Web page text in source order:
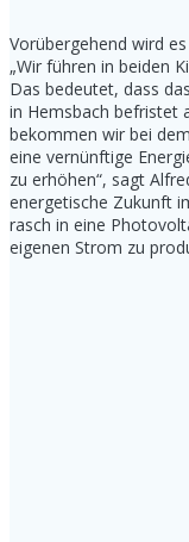
Vorübergehend wird
„Wir führen in beiden
Das bedeutet, dass
in Hemsbach befristet
bekommen wir bei
eine vernünftige
zu erhöhen“, sagt
energetische Zukunft
rasch in eine
eigenen Strom zu